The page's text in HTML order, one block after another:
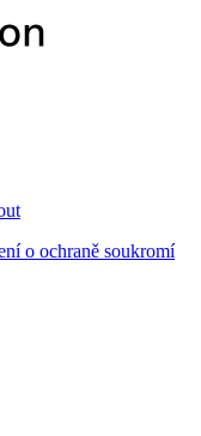
o ochraně soukromí